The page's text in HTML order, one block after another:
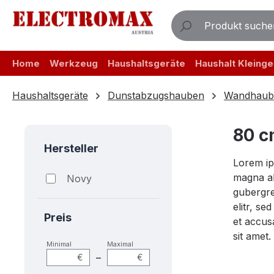
Hauptinhalt springen
Zur Suche springen
Zur Hauptnavigation springen
Home Werkzeug Haushaltsgeräte Haushalt
Haushaltsgeräte Dunstabzugshauben
Hersteller
Novy
Preis
Minimal
€ –
Maximal
€
80
Lorem
magna
elitr,
et
sit amet.